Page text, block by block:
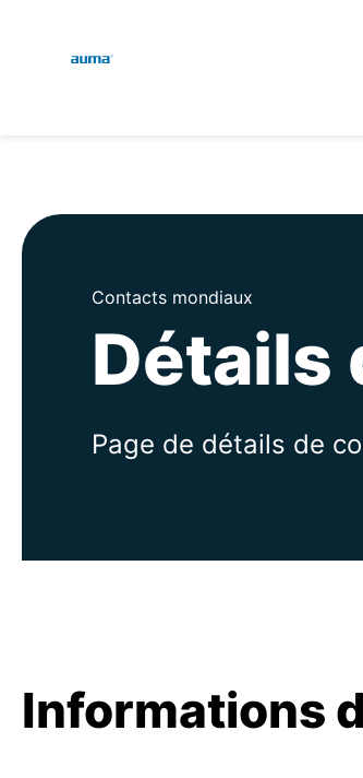
Europe
Asie et Océanie
Amérique du Nord
Contacts mondiaux
Détails
Page de détails de
Informations